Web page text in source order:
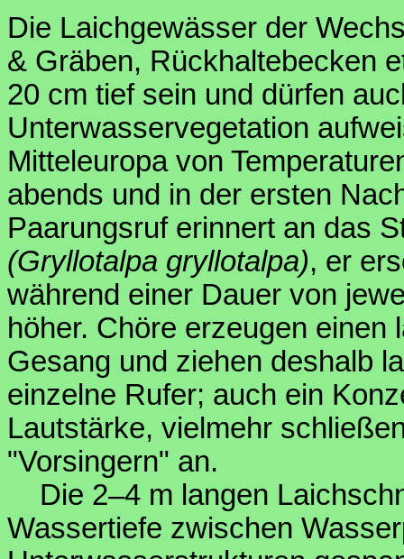
Die Laichgewässer der
& Gräben, Rückhaltebecken
20 cm tief sein und dürfen
Unterwasservegetation
Mitteleuropa von
abends und in der ersten
Paarungsruf erinnert an das
(Gryllotalpa gryllotalpa), er
während einer Dauer von
höher. Chöre erzeugen
Gesang und ziehen deshalb
einzelne Rufer; auch ein
Lautstärke, vielmehr
"Vorsingern" an.
Die 2–4 m langen
Wassertiefe zwischen